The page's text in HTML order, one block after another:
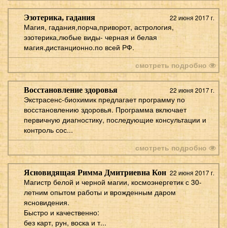
22 июня 2017 г.
Эзотерика, гадания
Магия, гадания,порча,приворот, астрология,
эзотерика,любые виды- черная и белая
магия.дистанционно.по всей РФ.
смотреть подробно
22 июня 2017 г.
Восстановление здоровья
Экстрасенс-биохимик предлагает программу по
восстановлению здоровья. Программа включает
первичную диагностику, последующие консультации и
контроль сос...
смотреть подробно
22 июня 2017 г.
Ясновидящая Римма Дмитриевна Кон
Магистр белой и черной магии, космоэнергетик с 30-
летним опытом работы и врожденным даром
ясновидения.
Быстро и качественно:
без карт, рун, воска и т...